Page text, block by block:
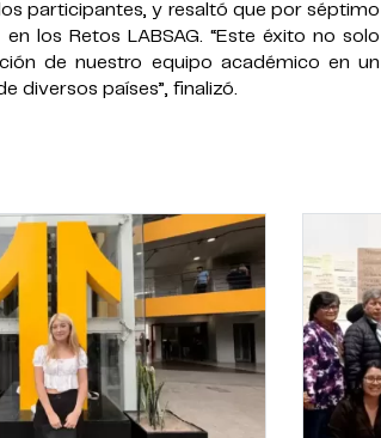
participantes, y resaltó que por séptimo
los Retos LABSAG. “Este éxito no solo
de nuestro equipo académico en un
diversos países”, finalizó.